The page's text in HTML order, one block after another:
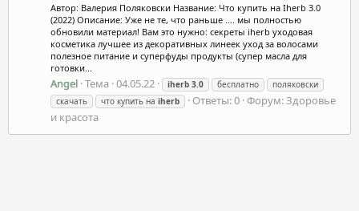
Автор: Валерия Поляковски Название: Что купить на Iherb 3.0
(2022) Описание: Уже не те, что раньше …. мы полностью
обновили материал! Вам это нужно: секреты iherb уходовая
косметика лучшее из декоративных линеек уход за волосами
полезное питание и суперфуды продукты (супер масла для
готовки...
Angel Тема 04.05.22 iherb 3.0 бесплатно
поляковски
скачать
что купить на iherb Ответы: 0 Форум:Здоровье
и красота